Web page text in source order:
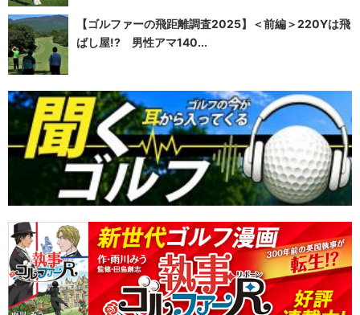
【ゴルファーの飛距離調査2025】＜前編＞220Yは飛
ばし屋!? 男性アマ140...